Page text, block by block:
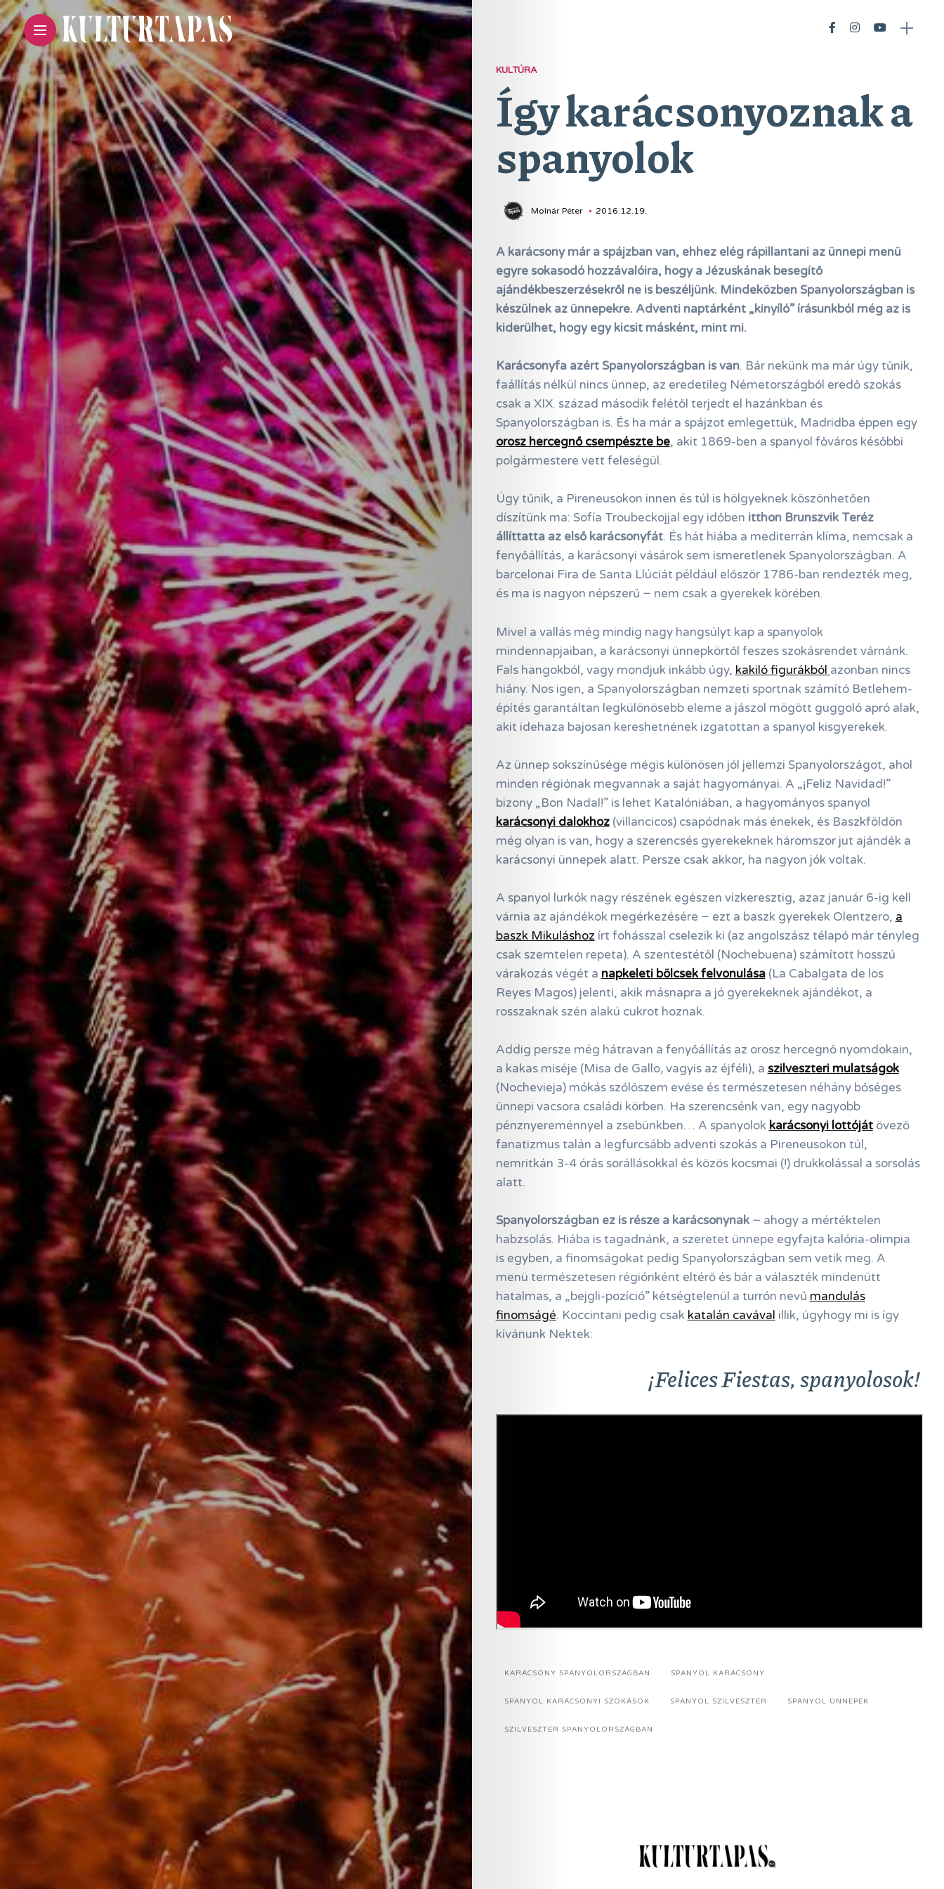
Online
Magazin
Kapcsolat
Adatkezelés
Search
KULTÚRA
Így karácsonyoznak a
spanyolok
Molnár Péter 2016.12.19.
A karácsony már a spájzban van, ehhez elég rápillantani az ünnepi menü
egyre sokasodó hozzávalóira, hogy a Jézuskának besegítő
ajándékbeszerzésekről ne is beszéljünk. Mindeközben Spanyolországban is
készülnek az ünnepekre. Adventi naptárként „kinyíló” írásunkból még az is
kiderülhet, hogy egy kicsit másként, mint mi.
Karácsonyfa azért Spanyolországban is van. Bár nekünk ma már úgy tűnik,
faállítás nélkül nincs ünnep, az eredetileg Németországból eredő szokás
csak a XIX. század második felétől terjedt el hazánkban és
Spanyolországban is. És ha már a spájzot emlegettük, Madridba éppen egy
orosz hercegnő csempészte be, akit 1869-ben a spanyol főváros későbbi
polgármestere vett feleségül.
Úgy tűnik, a Pireneusokon innen és túl is hölgyeknek köszönhetően
díszítünk ma: Sofía Troubeckojjal egy időben itthonBrunszvik Teréz
állíttatta az első karácsonyfát. És hát hiába a mediterrán klíma, nemcsak a
fenyőállítás, a karácsonyi vásárok sem ismeretlenek Spanyolországban. A
barcelonai Fira de Santa Llúciát például először 1786-ban rendezték meg,
és ma is nagyon népszerű − nem csak a gyerekek körében.
Mivel a vallás még mindig nagy hangsúlyt kap a spanyolok
mindennapjaiban, a karácsonyi ünnepkörtől feszes szokásrendet várnánk.
Fals hangokból, vagy mondjuk inkább úgy, kakiló figurákból azonban nincs
hiány. Nos igen, a Spanyolországban nemzeti sportnak számító Betlehem-
építés garantáltan legkülönösebb eleme a jászol mögött guggoló apró alak,
akit idehaza bajosan kereshetnének izgatottan a spanyol kisgyerekek.
Az ünnep sokszínűsége mégis különösen jól jellemzi Spanyolországot, ahol
minden régiónak megvannak a saját hagyományai. A „¡Feliz Navidad!”
bizony „Bon Nadal!” is lehet Katalóniában, a hagyományos spanyol
karácsonyi dalokhoz(villancicos) csapódnak más énekek, és Baszkföldön
még olyan is van, hogy a szerencsés gyerekeknek háromszor jut ajándék a
karácsonyi ünnepek alatt. Persze csak akkor, ha nagyon jók voltak.
A spanyol lurkók nagy részének egészen vízkeresztig, azaz január 6-ig kell
várnia az ajándékok megérkezésére − ezt a baszk gyerekek Olentzero, a
baszk Mikuláshoz írt fohásszal cselezik ki (az angolszász télapó már tényleg
csak szemtelen repeta). A szentestétől (Nochebuena) számított hosszú
várakozás végét a napkeleti bölcsek felvonulása(La Cabalgata de los
Reyes Magos) jelenti, akik másnapra a jó gyerekeknek ajándékot, a
rosszaknak szén alakú cukrot hoznak.
Addig persze még hátravan a fenyőállítás az orosz hercegnő nyomdokain,
a kakas miséje (Misa de Gallo,vagyis az éjféli), a szilveszteri mulatságok
(Nochevieja) mókás szőlőszem evése és természetesen néhány bőséges
ünnepi vacsora családi körben. Ha szerencsénk van, egy nagyobb
pénznyereménnyel a zsebünkben… A spanyolok karácsonyi lottójátövező
fanatizmus talán a legfurcsább adventi szokás a Pireneusokon túl,
nemritkán 3-4 órás sorállásokkal és közös kocsmai (!) drukkolással a sorsolás
alatt.
Spanyolországban ez is része a karácsonynak− ahogy a mértéktelen
habzsolás. Hiába is tagadnánk, a szeretet ünnepe egyfajta kalória-olimpia
is egyben, a finomságokat pedig Spanyolországban sem vetik meg. A
menü természetesen régiónként eltérő és bár a választék mindenütt
hatalmas, a „bejgli-pozíció” kétségtelenül a turrón nevű mandulás
finomságé. Koccintani pedig csak katalán cavával illik, úgyhogy mi is így
kívánunk Nektek:
¡Felices Fiestas, spanyolosok!
KARÁCSONY SPANYOLORSZÁGBAN SPANYOL KARÁCSONY
SPANYOL KARÁCSONYI SZOKÁSOK SPANYOL SZILVESZTER SPANYOL ÜNNEPEK
SZILVESZTER SPANYOLORSZÁGBAN